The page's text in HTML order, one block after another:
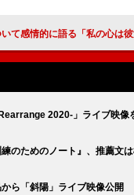
ー・ガガ、テイラー・スウィフト／ケシャらについて感情的
2020-」ライブ映像
のためのノート』、推薦文
ら「斜陽」ライブ映像公開